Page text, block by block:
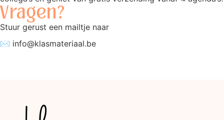
Vragen?
Stuur gerust een mailtje naar
✉️ info@klasmateriaal.be